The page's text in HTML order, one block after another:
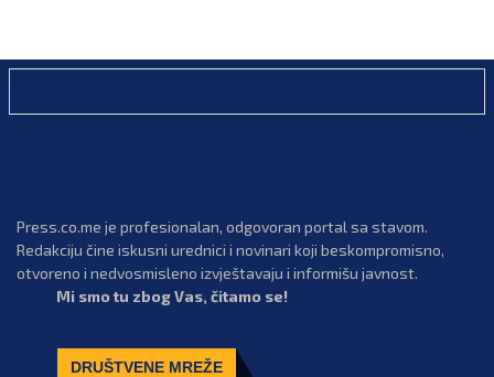
Press.co.me je profesionalan, odgovoran portal sa stavom.
Redakciju čine iskusni urednici i novinari koji beskompromisno,
otvoreno i nedvosmisleno izvještavaju i informišu javnost.
Mi smo tu zbog Vas, čitamo se!
DRUŠTVENE MREŽE